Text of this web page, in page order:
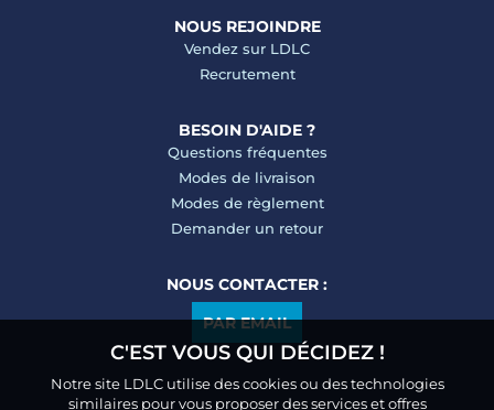
NOUS REJOINDRE
Vendez sur LDLC
Recrutement
BESOIN D'AIDE ?
Questions fréquentes
Modes de livraison
Modes de règlement
Demander un retour
NOUS CONTACTER :
PAR EMAIL
C'EST VOUS QUI DÉCIDEZ !
Notre site LDLC utilise des cookies ou des technologies
similaires pour vous proposer des services et offres